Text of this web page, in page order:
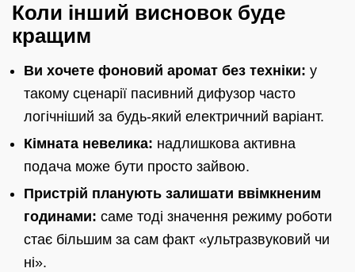
Коли інший висновок буде
кращим
Ви хочете фоновий аромат без техніки: у
такому сценарії пасивний дифузор часто
логічніший за будь-який електричний варіант.
Кімната невелика: надлишкова активна
подача може бути просто зайвою.
Пристрій планують залишати ввімкненим
годинами: саме тоді значення режиму роботи
стає більшим за сам факт «ультразвуковий чи
ні».